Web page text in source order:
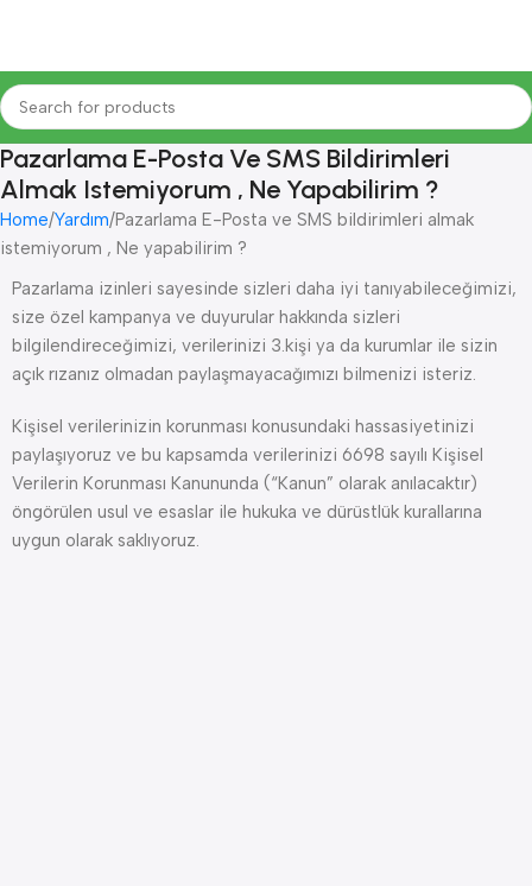
Pazarlama E-Posta Ve SMS Bildirimleri
Almak Istemiyorum , Ne Yapabilirim ?
Home Yardım Pazarlama E-Posta ve SMS bildirimleri almak
istemiyorum , Ne yapabilirim ?
Pazarlama izinleri sayesinde sizleri daha iyi tanıyabileceğimizi,
size özel kampanya ve duyurular hakkında sizleri
bilgilendireceğimizi, verilerinizi 3.kişi ya da kurumlar ile sizin
açık rızanız olmadan paylaşmayacağımızı bilmenizi isteriz.
Kişisel verilerinizin korunması konusundaki hassasiyetinizi
paylaşıyoruz ve bu kapsamda verilerinizi 6698 sayılı Kişisel
Verilerin Korunması Kanununda (“Kanun” olarak anılacaktır)
öngörülen usul ve esaslar ile hukuka ve dürüstlük kurallarına
uygun olarak saklıyoruz.